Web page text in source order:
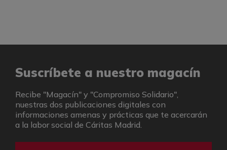
Suscríbete a nuestro magacín
Recibe "Magacín" y "Compromiso Solidario",
nuestras dos publicaciones digitales con
informaciones amenas y prácticas que te acercarán
a la labor social de Cáritas Madrid.